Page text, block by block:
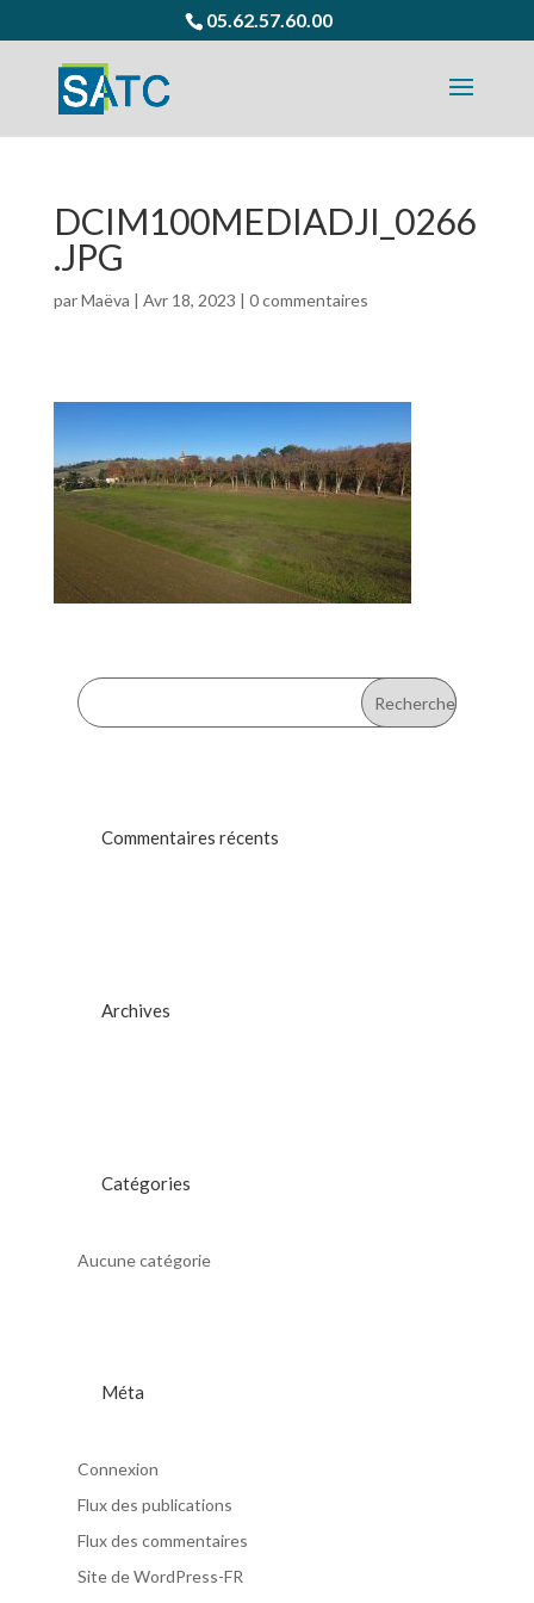
05.62.57.60.00
DCIM100MEDIADJI_0266
.JPG
parMaëva | Avr 18, 2023 | 0 commentaires
Commentaires récents
Archives
Catégories
Aucune catégorie
Méta
Connexion
Flux des publications
Flux des commentaires
Site de WordPress-FR